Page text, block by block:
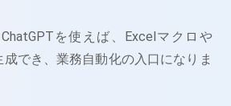
を使えば、Excelマクロや
でき、業務自動化の入口になりま